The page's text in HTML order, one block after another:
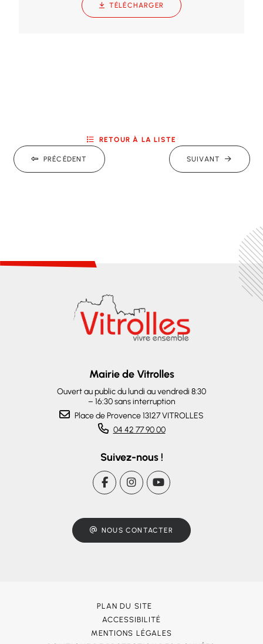
TÉLÉCHARGER
PRÉCÉDENT
RETOUR À LA LISTE
SUIVANT
Mairie de Vitrolles
Ouvert au public du lundi au vendredi 8:30
– 16:30 sans interruption
Place de Provence 13127 VITROLLES
04 42 77 90 00
Suivez-nous !
NOUS CONTACTER
PLAN DU SITE
ACCESSIBILITÉ
MENTIONS LÉGALES